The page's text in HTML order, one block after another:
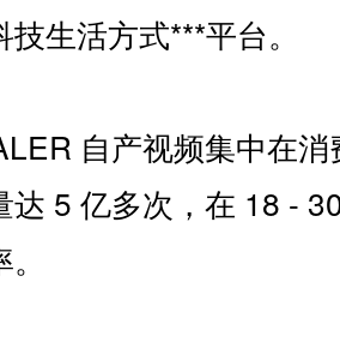
生活方式***平台。
自产视频集中在
达 5 亿多次，在 18 -